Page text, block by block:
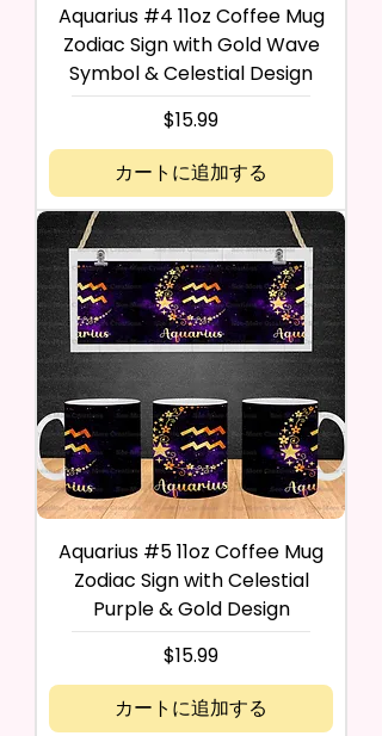
Aquarius #4 11oz Coffee Mug
Zodiac Sign with Gold Wave
Symbol & Celestial Design
価格
$15.99
カートに追加する
Aquarius #5 11oz Coffee Mug
Zodiac Sign with Celestial
Purple & Gold Design
価格
$15.99
カートに追加する